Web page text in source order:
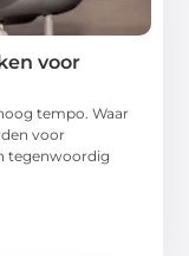
voor
tempo. Waar
voor
tegenwoordig